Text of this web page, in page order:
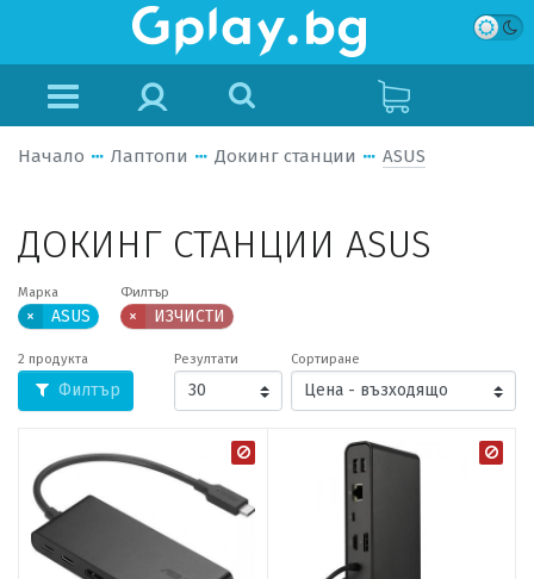
Начало Лаптопи Докинг станции ASUS
ДОКИНГ СТАНЦИИ ASUS
Марка
× ASUS
Филтър
× ИЗЧИСТИ
2 продукта
Филтър
Резултати Сортиране